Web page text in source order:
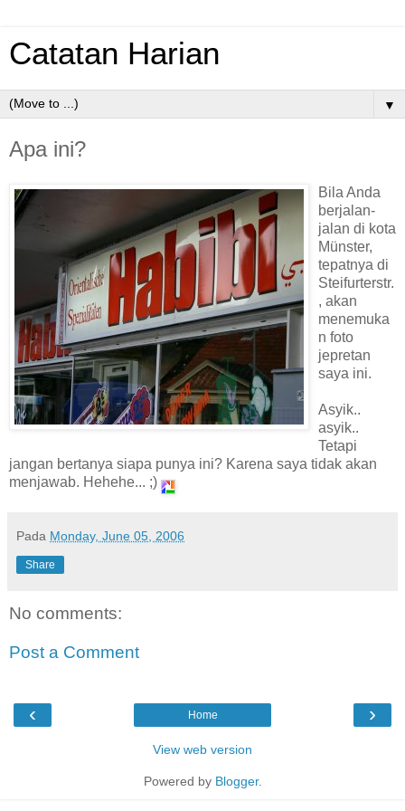
Catatan Harian
▼
Apa ini?
Bila Anda
berjalan-
jalan di kota
Münster,
tepatnya di
Steifurterstr.
, akan
menemuka
n foto
jepretan
saya ini.
Asyik..
asyik..
Tetapi
jangan bertanya siapa punya ini? Karena saya tidak akan
menjawab. Hehehe... ;)
Pada Monday, June 05, 2006
Share
No comments:
Post a Comment
‹ ›
Home
View web version
Powered by Blogger.